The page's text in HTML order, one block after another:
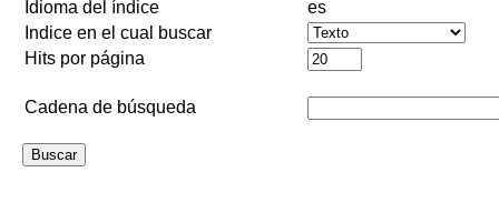
Idioma del índice
es
Indice en el cual buscar
Hits por página
Cadena de búsqueda